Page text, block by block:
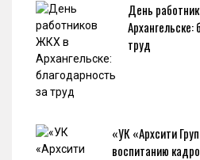
День
Архангельске:
труд
«УК «Архсити
воспитанию